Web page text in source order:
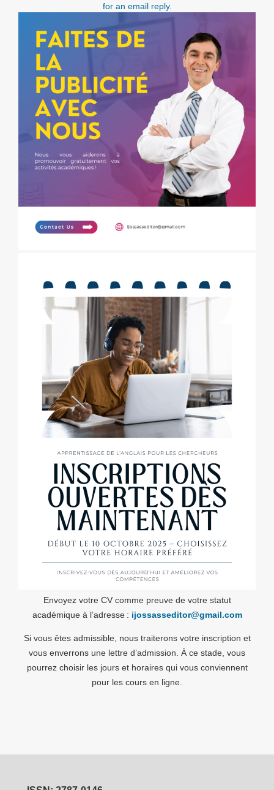
for an email reply.
Envoyez votre CV comme preuve de votre statut
académique à l’adresse : ijossasseditor@gmail.com
Si vous êtes admissible, nous traiterons votre inscription et
vous enverrons une lettre d’admission. À ce stade, vous
pourrez choisir les jours et horaires qui vous conviennent
pour les cours en ligne.